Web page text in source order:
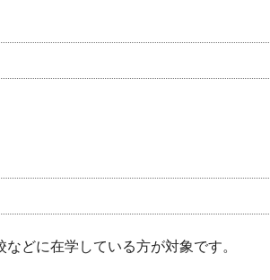
どに在学している方が対象です。